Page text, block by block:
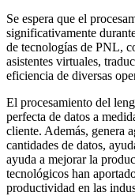
Se espera que el
significativamente
de tecnologías de PNL,
asistentes virtuales,
eficiencia de diversas
El procesamiento del
perfecta de datos a
cliente. Además, genera
cantidades de datos,
ayuda a mejorar la
tecnológicos han
productividad en las